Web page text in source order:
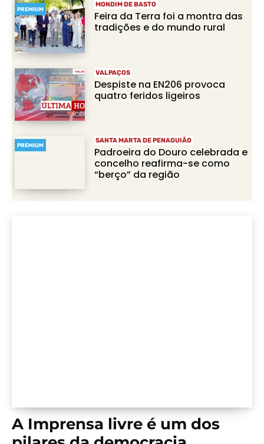
PREMIUM
MONDIM DE BASTO
Feira da Terra foi a montra das
tradições e do mundo rural
VALPAÇOS
Despiste na EN206 provoca
quatro feridos ligeiros
PREMIUM
SANTA MARTA DE PENAGUIÃO
Padroeira do Douro celebrada e
concelho reafirma-se como
“berço” da região
A Imprensa livre é um dos